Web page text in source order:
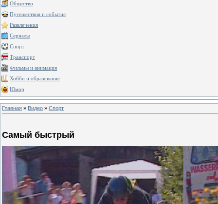
Общество
Путешествия и события
Развлечения
Сериалы
Спорт
Транспорт
Фильмы и анимация
Хобби и образование
Юмор
Главная » Видео » Спорт
Самый быстрый